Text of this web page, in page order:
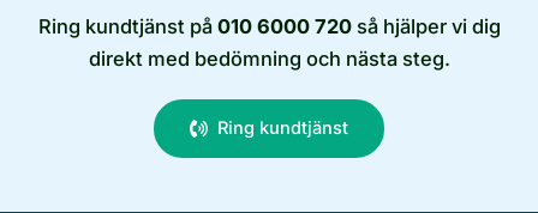
Ring kundtjänst på 010 6000 720så hjälper vi dig
direkt med bedömning och nästa steg.
Ring kundtjänst